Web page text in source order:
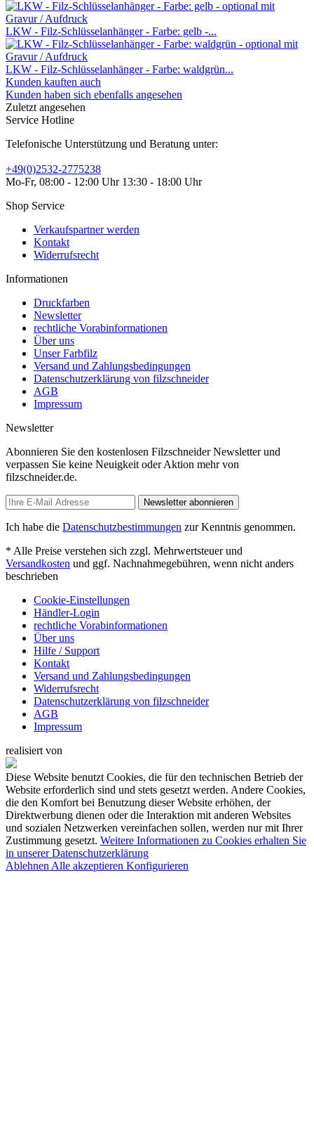
LKW - Filz-Schlüsselanhänger - Farbe: gelb -...
LKW - Filz-Schlüsselanhänger - Farbe: waldgrün...
Kunden kauften auch
Kunden haben sich ebenfalls angesehen
Zuletzt angesehen
Service Hotline
Telefonische Unterstützung und Beratung unter:
+49(0)2532-2775238
Mo-Fr, 08:00 - 12:00 Uhr 13:30 - 18:00 Uhr
Shop Service
Verkaufspartner werden
Kontakt
Widerrufsrecht
Informationen
Druckfarben
Newsletter
rechtliche Vorabinformationen
Über uns
Unser Farbfilz
Versand und Zahlungsbedingungen
Datenschutzerklärung von filzschneider
AGB
Impressum
Newsletter
Abonnieren Sie den kostenlosen Filzschneider Newsletter und
verpassen Sie keine Neuigkeit oder Aktion mehr von
filzschneider.de.
Newsletter abonnieren
Ich habe die Datenschutzbestimmungen zur Kenntnis genommen.
* Alle Preise verstehen sich zzgl. Mehrwertsteuer und
Versandkosten und ggf. Nachnahmegebühren, wenn nicht anders
beschrieben
Cookie-Einstellungen
Händler-Login
rechtliche Vorabinformationen
Über uns
Hilfe / Support
Kontakt
Versand und Zahlungsbedingungen
Widerrufsrecht
Datenschutzerklärung von filzschneider
AGB
Impressum
realisiert von
Diese Website benutzt Cookies, die für den technischen Betrieb der
Website erforderlich sind und stets gesetzt werden. Andere Cookies,
die den Komfort bei Benutzung dieser Website erhöhen, der
Direktwerbung dienen oder die Interaktion mit anderen Websites
und sozialen Netzwerken vereinfachen sollen, werden nur mit Ihrer
Zustimmung gesetzt. Weitere Informationen zu Cookies erhalten Sie
in unserer Datenschutzerklärung
Ablehnen Alle akzeptieren Konfigurieren